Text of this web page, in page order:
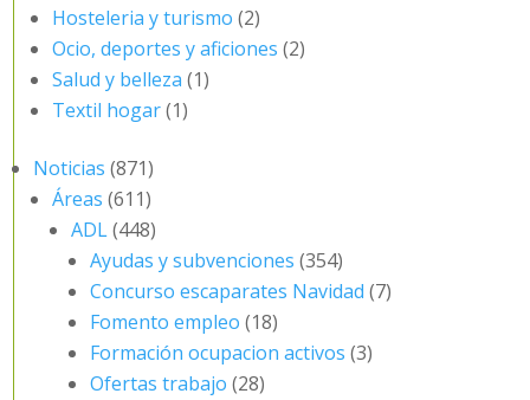
Hosteleria y turismo (2)
Ocio, deportes y aficiones (2)
Salud y belleza (1)
Textil hogar(1)
Noticias (871)
Áreas (611)
ADL(448)
Ayudas y subvenciones (354)
Concurso escaparates Navidad (7)
Fomento empleo (18)
Formación ocupacion activos (3)
Ofertas trabajo (28)